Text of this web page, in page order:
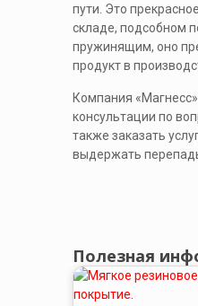
пути. Это
складе, подсобном
пружинящим, оно
продукт в
Компания
консультации по
также заказать
выдержать
Полезная